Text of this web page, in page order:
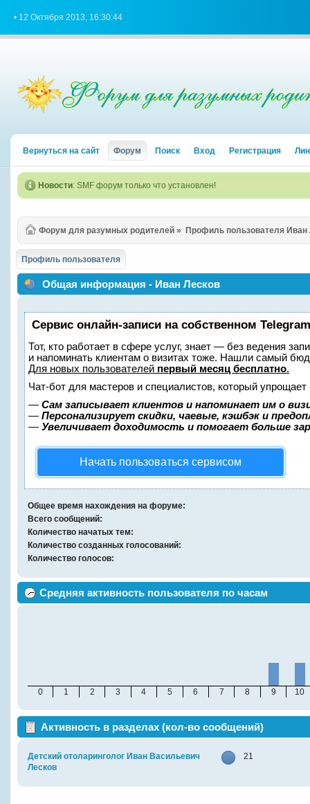
• 12 Октября 2013, 16:30:44
Вернуться на сайт Форум Поиск Вход Регистрация
Новости: SMF форум только что установлен!
Форум для разумных родителей » Профиль пользователя Иван
Профиль пользователя
Общая информация - Иван Лесков
Сервис онлайн-записи на собственном
Тот, кто работает в сфере услуг, знает — без ведения
и напоминать клиентам о визитах тоже. Нашли самый
Для новых пользователей первый месяц бесплатно.
Чат-бот для мастеров и специалистов, который упрощает
— Сам записывает клиентов и напоминает им о
— Персонализирует скидки, чаевые, кэшбэк и
— Увеличивает доходимость и помогает больше
Начать пользоваться сервисом
Общее время нахождения на форуме:
Всего сообщений:
Количество начатых тем:
Количество созданных голосований:
Количество голосов:
Средняя активность пользователя по часам
0 1 2 3 4 5 6 7 8 9 10
Активность в разделах (кол-во сообщений)
Детский отоларинголог Иван Васильевич
Лесков
21